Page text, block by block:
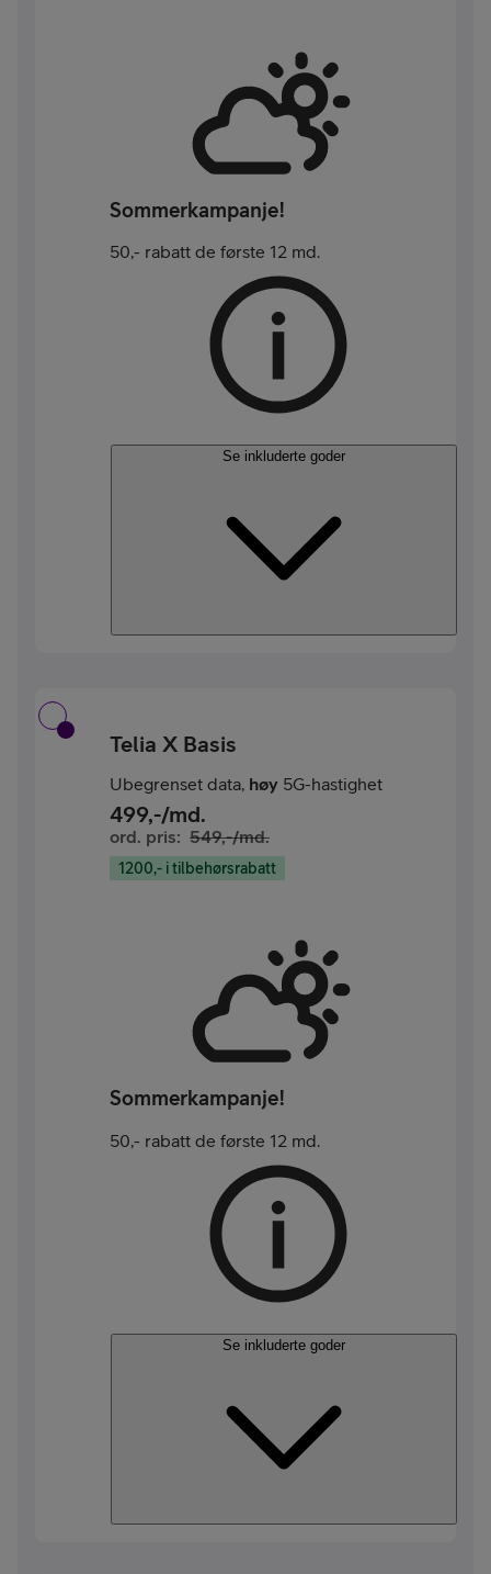
Sommerkampanje!
50,- rabatt de første 12 md.
Se inkluderte goder
Telia X Basis
Ubegrenset data, høy 5G-hastighet
499,-/md.
ord. pris: 549,-/md.
1200,- i tilbehørsrabatt
Sommerkampanje!
50,- rabatt de første 12 md.
Se inkluderte goder